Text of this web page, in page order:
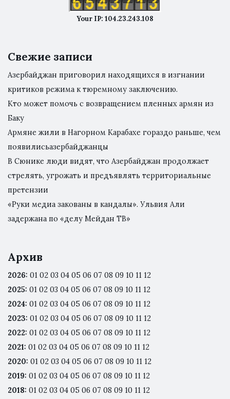
Your IP: 104.23.243.108
Свежие записи
Азербайджан приговорил находящихся в изгнании
критиков режима к тюремному заключению.
Кто может помочь с возвращением пленных армян из
Баку
Армяне жили в Нагорном Карабахе гораздо раньше, чем
появилисьазербайджанцы
В Сюнике люди видят, что Азербайджан продолжает
стрелять, угрожать и предъявлять территориальные
претензии
«Руки медиа закованы в кандалы». Ульвия Али
задержана по «делу Мейдан ТВ»
Архив
2026: 01 02 03 04 05 06 07 08 09 10 11 12
2025: 01 02 03 04 05 06 07 08 09 10 11 12
2024: 01 02 03 04 05 06 07 08 09 10 11 12
2023: 01 02 03 04 05 06 07 08 09 10 11 12
2022: 01 02 03 04 05 06 07 08 09 10 11 12
2021: 01 02 03 04 05 06 07 08 09 10 11 12
2020: 01 02 03 04 05 06 07 08 09 10 11 12
2019: 01 02 03 04 05 06 07 08 09 10 11 12
2018: 01 02 03 04 05 06 07 08 09 10 11 12